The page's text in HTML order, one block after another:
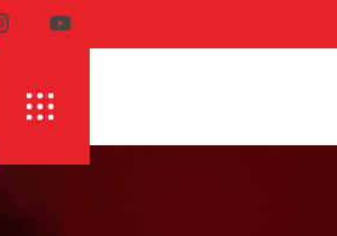
ERHÜRMAN: TOPLAYIN PILINIZI